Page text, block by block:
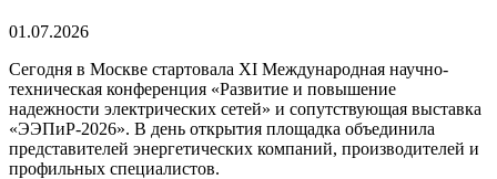
01.07.2026
Сегодня в Москве стартовала XI Международная научно-
техническая конференция «Развитие и повышение
надежности электрических сетей» и сопутствующая выставка
«ЭЭПиР-2026». В день открытия площадка объединила
представителей энергетических компаний, производителей и
профильных специалистов.